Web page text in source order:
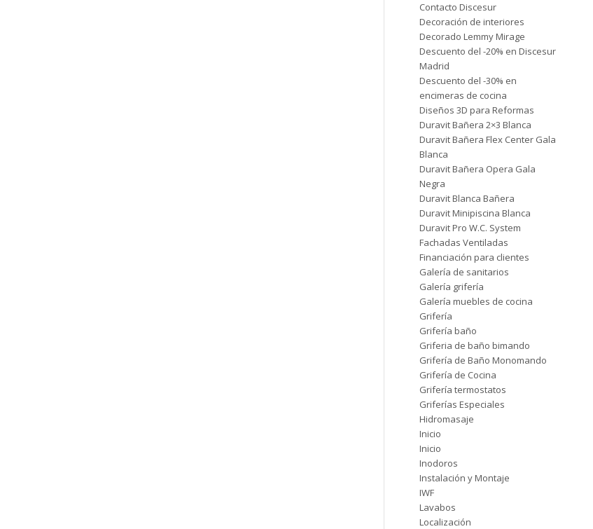
Contacto Discesur
Decoración de interiores
Decorado Lemmy Mirage
Descuento del -20% en Discesur
Madrid
Descuento del -30% en
encimeras de cocina
Diseños 3D para Reformas
Duravit Bañera 2×3 Blanca
Duravit Bañera Flex Center Gala
Blanca
Duravit Bañera Opera Gala
Negra
Duravit Blanca Bañera
Duravit Minipiscina Blanca
Duravit Pro W.C. System
Fachadas Ventiladas
Financiación para clientes
Galería de sanitarios
Galería grifería
Galería muebles de cocina
Grifería
Grifería baño
Griferia de baño bimando
Grifería de Baño Monomando
Grifería de Cocina
Grifería termostatos
Griferías Especiales
Hidromasaje
Inicio
Inicio
Inodoros
Instalación y Montaje
IWF
Lavabos
Localización